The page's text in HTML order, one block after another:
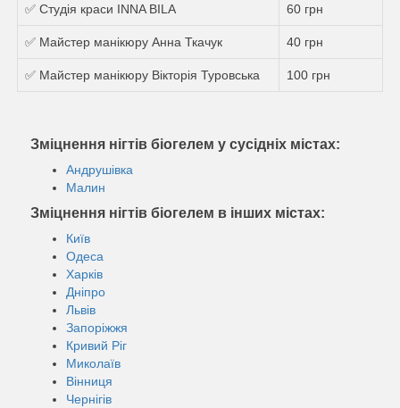
✅ Студія краси INNA BILA 60 грн
✅ Майстер манікюру Анна Ткачук 40 грн
✅ Майстер манікюру Вікторія Туровська 100 грн
Зміцнення нігтів біогелем у сусідніх містах:
Андрушівка
Малин
Зміцнення нігтів біогелем в інших містах:
Київ
Одеса
Харків
Дніпро
Львів
Запоріжжя
Кривий Ріг
Миколаїв
Вінниця
Чернігів